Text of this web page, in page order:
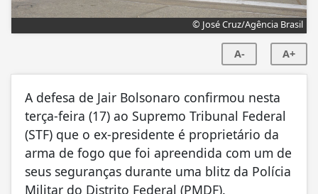
© José Cruz/Agência Brasil
A- A+
A defesa de Jair Bolsonaro confirmou nesta
terça-feira (17) ao Supremo Tribunal Federal
(STF) que o ex-presidente é proprietário da
arma de fogo que foi apreendida com um de
seus seguranças durante uma blitz da Polícia
Militar do Distrito Federal (PMDF).